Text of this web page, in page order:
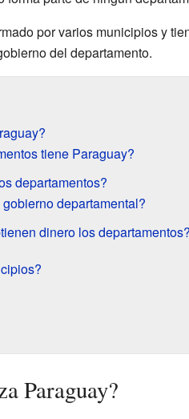
por varios municipios y
del departamento.
tiene Paraguay?
departamentos?
departamental?
dinero los departamentos?
Paraguay?